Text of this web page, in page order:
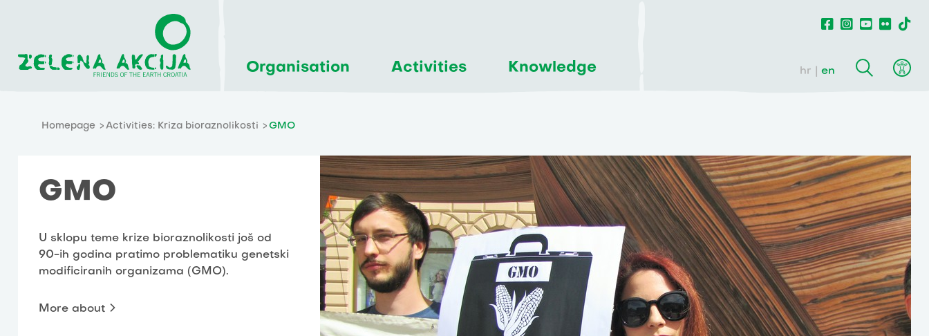
Organisation Activities Knowledge hr en
Homepage Activities: Kriza bioraznolikosti GMO
GMO
U sklopu teme krize bioraznolikosti još od
90-ih godina pratimo problematiku genetski
modificiranih organizama (GMO).
More about